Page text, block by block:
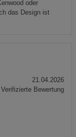
oder
das Design ist
21.04.2026
Bewertung